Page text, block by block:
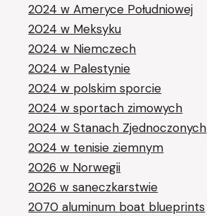
2024 w Ameryce Południowej
2024 w Meksyku
2024 w Niemczech
2024 w Palestynie
2024 w polskim sporcie
2024 w sportach zimowych
2024 w Stanach Zjednoczonych
2024 w tenisie ziemnym
2026 w Norwegii
2026 w saneczkarstwie
2070 aluminum boat blueprints